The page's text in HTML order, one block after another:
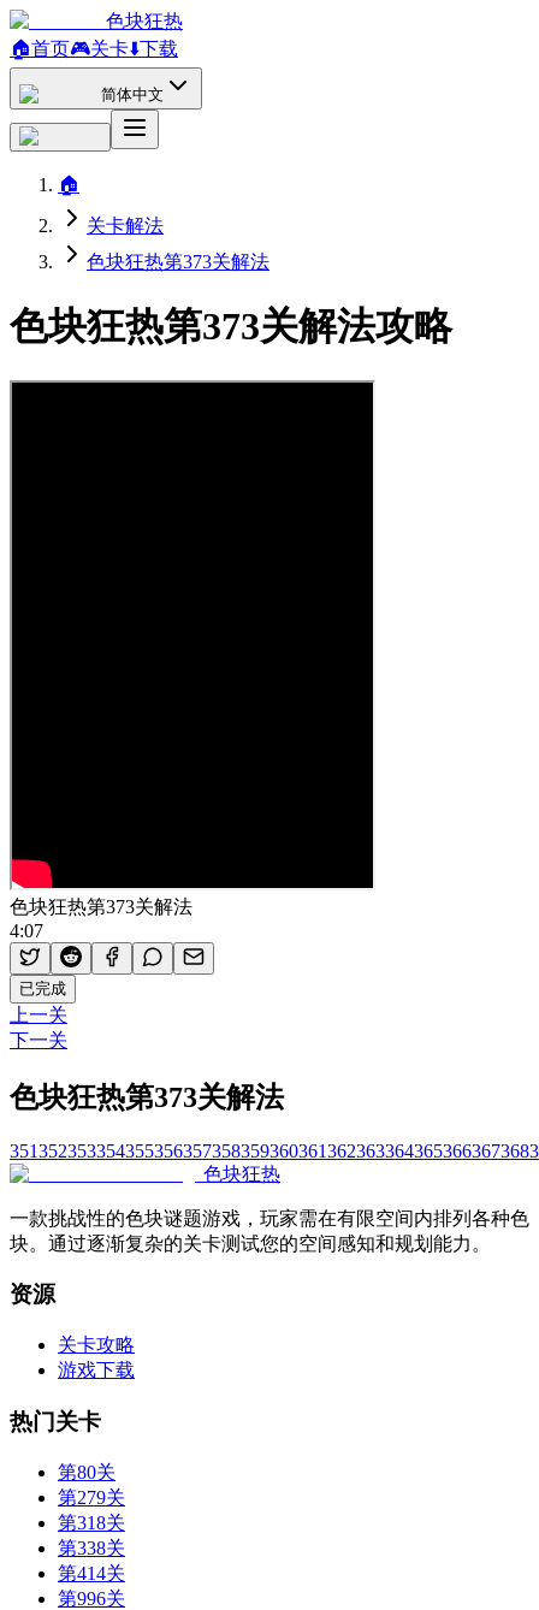
色块狂热
🏠首页🎮关卡⬇️下载
简体中文
🏠
关卡解法
色块狂热第373关解法
色块狂热第373关解法攻略
色块狂热第373关解法
4:07
已完成
上一关
下一关
色块狂热第373关解法
351352353354355356357358359360361362363364365366367368
色块狂热
一款挑战性的色块谜题游戏，玩家需在有限空间内排列各种色
块。通过逐渐复杂的关卡测试您的空间感知和规划能力。
资源
关卡攻略
游戏下载
热门关卡
第80关
第279关
第318关
第338关
第414关
第996关